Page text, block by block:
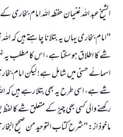
الشیخ عبد اللہ غنیمان حفظہ اللہ امام
"امام بخاری یہاں یہ بتلانا چاہتے ہیں کہ
شے کا اطلاق ہو سکتا ہے، اس کا مطلب
اسمائے حسنی میں شامل ہے! لیکن امام بخاری
شے ہے، اسی طرح یہ بھی بتلا رہے ہیں کہ
رکھنے والی کسی بھی چیز کے متعلق شے کا
ماخوذ از: "شرح كتاب التوحيد من صحيح